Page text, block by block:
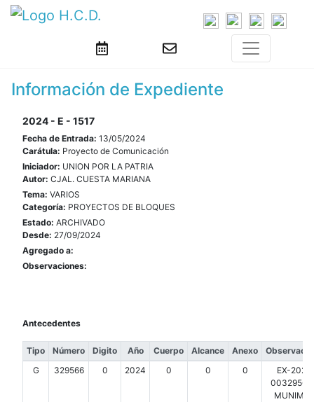
Información de Expediente
2024 - E - 1517
Fecha de Entrada: 13/05/2024
Carátula: Proyecto de Comunicación
Iniciador: UNION POR LA PATRIA
Autor: CJAL. CUESTA MARIANA
Tema: VARIOS
Categoría: PROYECTOS DE BLOQUES
Estado: ARCHIVADO
Desde: 27/09/2024
Agregado a:
Observaciones:
Antecedentes
Tipo Número Digito Año Cuerpo Alcance Anexo
G
329566 0 2024 0 0 0
EX-